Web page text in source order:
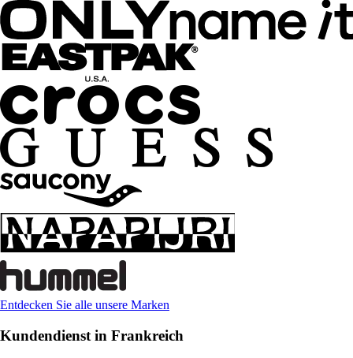
Entdecken Sie alle unsere Marken
Kundendienst in Frankreich